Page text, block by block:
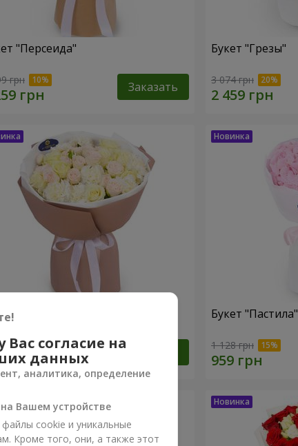
"Персеида"
грн Заказать
Букет "Грезы"
3 074 грн
"Венера"
грн
Букет "Пастила"
1 128 грн
согласие на
данных
аналитика, определение
Вашем устройстве
cookie и уникальные
Кроме того, они, а также этот